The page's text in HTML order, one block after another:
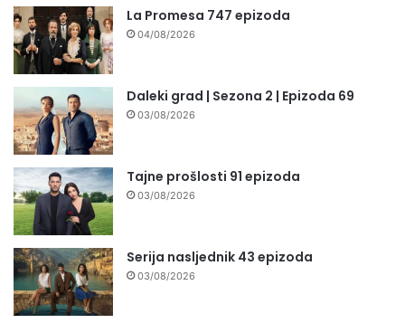
La Promesa 747 epizoda
04/08/2026
Daleki grad | Sezona 2 | Epizoda 69
03/08/2026
Tajne prošlosti 91 epizoda
03/08/2026
Serija nasljednik 43 epizoda
03/08/2026